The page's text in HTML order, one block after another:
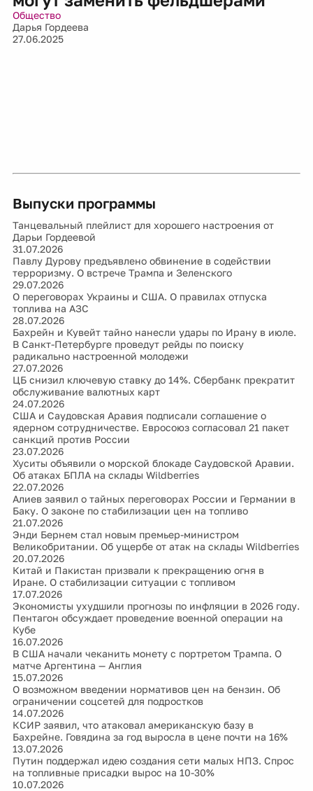
Общество
Дарья Гордеева
27.06.2025
Выпуски программы
Танцевальный плейлист для хорошего настроения от
Дарьи Гордеевой
31.07.2026
Павлу Дурову предъявлено обвинение в содействии
терроризму. О встрече Трампа и Зеленского
29.07.2026
О переговорах Украины и США. О правилах отпуска
топлива на АЗС
28.07.2026
Бахрейн и Кувейт тайно нанесли удары по Ирану в июле.
В Санкт-Петербурге проведут рейды по поиску
радикально настроенной молодежи
27.07.2026
ЦБ снизил ключевую ставку до 14%. Сбербанк прекратит
обслуживание валютных карт
24.07.2026
США и Саудовская Аравия подписали соглашение о
ядерном сотрудничестве. Евросоюз согласовал 21 пакет
санкций против России
23.07.2026
Хуситы объявили о морской блокаде Саудовской Аравии.
Об атаках БПЛА на склады Wildberries
22.07.2026
Алиев заявил о тайных переговорах России и Германии в
Баку. О законе по стабилизации цен на топливо
21.07.2026
Энди Бернем стал новым премьер-министром
Великобритании. Об ущербе от атак на склады Wildberries
20.07.2026
Китай и Пакистан призвали к прекращению огня в
Иране. О стабилизации ситуации с топливом
17.07.2026
Экономисты ухудшили прогнозы по инфляции в 2026 году.
Пентагон обсуждает проведение военной операции на
Кубе
16.07.2026
В США начали чеканить монету с портретом Трампа. О
матче Аргентина — Англия
15.07.2026
О возможном введении нормативов цен на бензин. Об
ограничении соцсетей для подростков
14.07.2026
КСИР заявил, что атаковал американскую базу в
Бахрейне. Говядина за год выросла в цене почти на 16%
13.07.2026
Путин поддержал идею создания сети малых НПЗ. Спрос
на топливные присадки вырос на 10-30%
10.07.2026